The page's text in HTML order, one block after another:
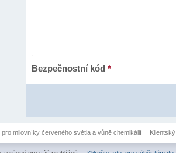
Bezpečnostní kód *
milovníky červeného světla a vůně chemikálií